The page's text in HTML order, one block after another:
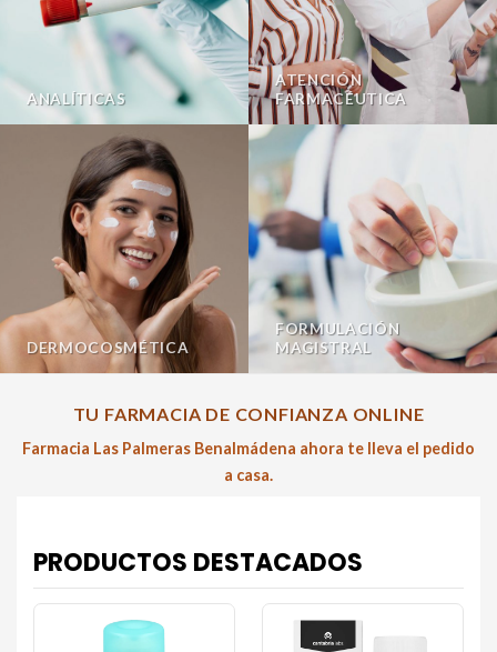
ANALÍTICAS
ATENCIÓN
FARMACÉUTICA
DERMOCOSMÉTICA
FORMULACIÓN
MAGISTRAL
TU FARMACIA DE CONFIANZA ONLINE
Farmacia Las Palmeras Benalmádena ahora te lleva el pedido
a casa.